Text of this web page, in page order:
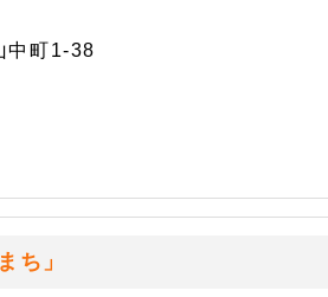
中町1-38
ち」